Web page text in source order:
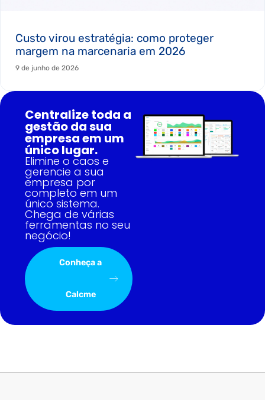
Custo virou estratégia: como proteger
margem na marcenaria em 2026
9 de junho de 2026
Centralize toda a
gestão da sua
empresa em um
único lugar.
Elimine o caos e
gerencie a sua
empresa por
completo em um
único sistema.
Chega de várias
ferramentas no seu
negócio!
Conheça a
Calcme